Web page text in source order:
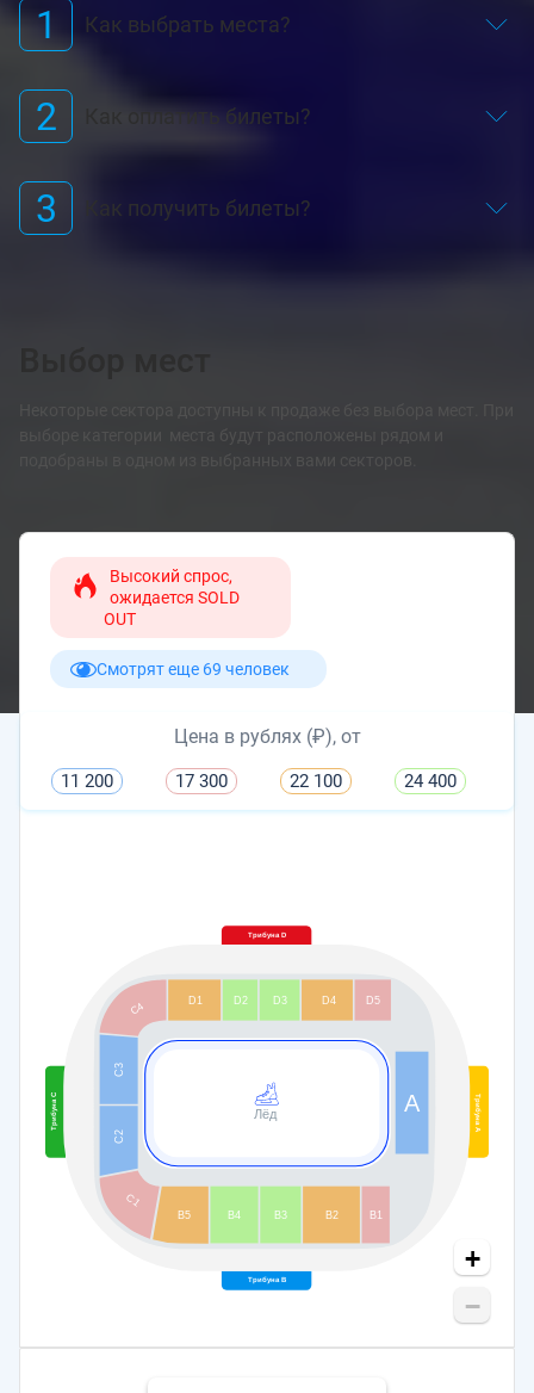
1 Как выбрать места?
2 Как оплатить билеты?
3 Как получить билеты?
выборе категории места будут расположены рядом и
подобраны в одном из выбранных вами секторов.
Высокий спрос,
ожидается SOLD
OUT
Смотрят еще 69 человек
Цена в рублях (₽), от
11 200 17 300 22 100 24 400
Трибуна А
Трибуна С
Трибуна В
Трибуна D
D1 D2 D3 D4 D5
C4
C3
C2
C1
B5 B4 B3 B2 B1
A
Лёд
+
−